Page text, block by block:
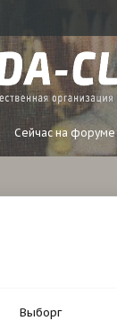
Сейчас на форуме
Выборг